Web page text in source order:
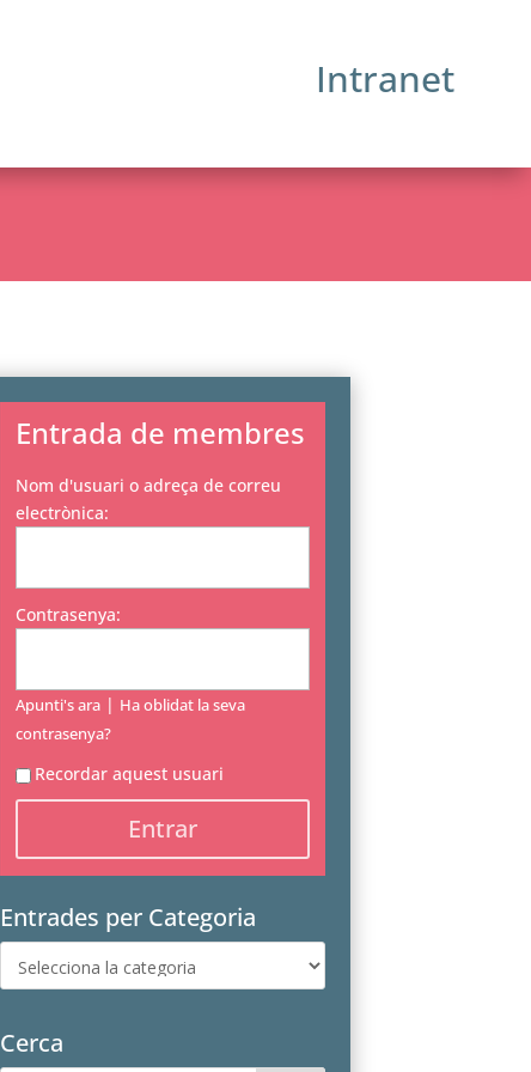
Intranet
Entrada de membres
Nom d'usuari o adreça de correu
electrònica:
Contrasenya:
Apunti's ara | Ha oblidat la seva
contrasenya?
Recordar aquest usuari
Entrades per Categoria
per
Cerca